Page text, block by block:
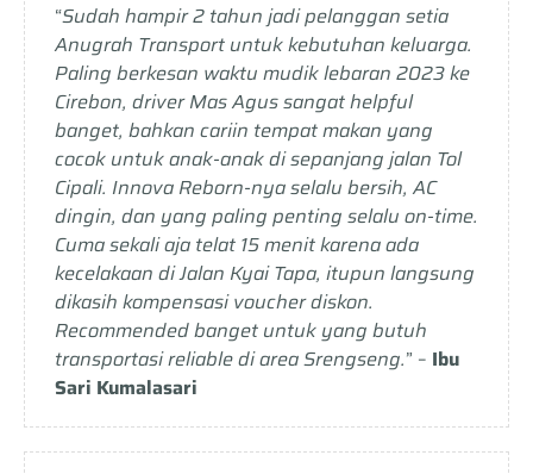
“Sudah hampir 2 tahun jadi pelanggan setia
Anugrah Transport untuk kebutuhan keluarga.
Paling berkesan waktu mudik lebaran 2023 ke
Cirebon, driver Mas Agus sangat helpful
banget, bahkan cariin tempat makan yang
cocok untuk anak-anak di sepanjang jalan Tol
Cipali. Innova Reborn-nya selalu bersih, AC
dingin, dan yang paling penting selalu on-time.
Cuma sekali aja telat 15 menit karena ada
kecelakaan di Jalan Kyai Tapa, itupun langsung
dikasih kompensasi voucher diskon.
Recommended banget untuk yang butuh
transportasi reliable di area Srengseng.” – Ibu
Sari Kumalasari